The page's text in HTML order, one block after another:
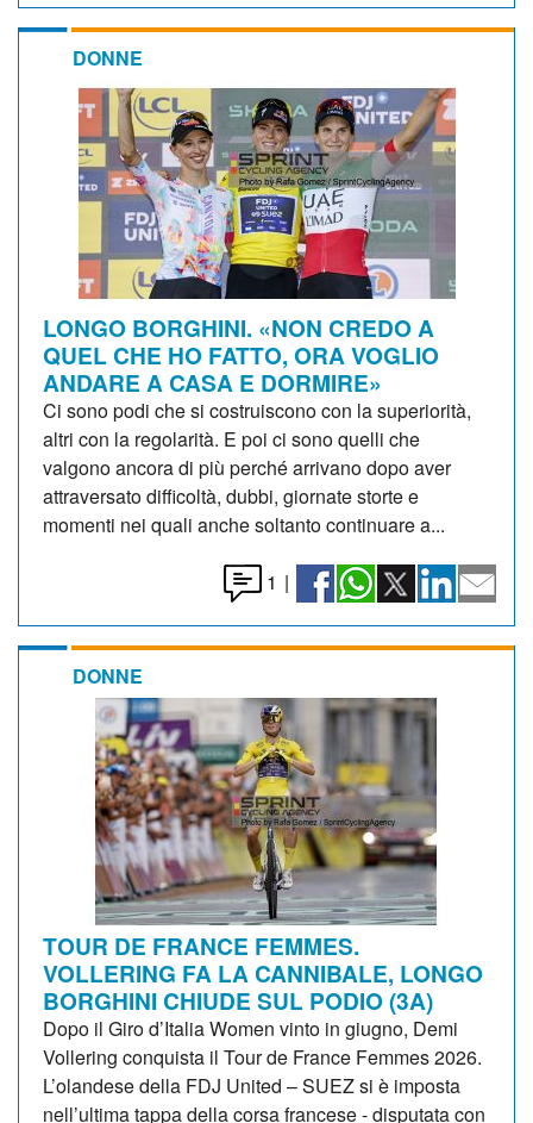
DONNE
LONGO BORGHINI. «NON CREDO A
QUEL CHE HO FATTO, ORA VOGLIO
ANDARE A CASA E DORMIRE»
Ci sono podi che si costruiscono con la superiorità,
altri con la regolarità. E poi ci sono quelli che
valgono ancora di più perché arrivano dopo aver
attraversato difficoltà, dubbi, giornate storte e
momenti nei quali anche soltanto continuare a...
1 |
DONNE
TOUR DE FRANCE FEMMES.
VOLLERING FA LA CANNIBALE, LONGO
BORGHINI CHIUDE SUL PODIO (3A)
Dopo il Giro d’Italia Women vinto in giugno, Demi
Vollering conquista il Tour de France Femmes 2026.
L’olandese della FDJ United – SUEZ si è imposta
nell’ultima tappa della corsa francese - disputata con